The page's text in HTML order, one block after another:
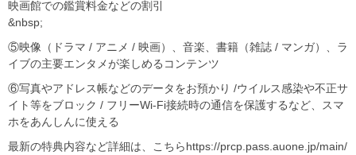
映画館での鑑賞料金などの割引
&nbsp;
⑤映像（ドラマ / アニメ / 映画）、音楽、書籍（雑誌 / マンガ）、ラ
イブの主要エンタメが楽しめるコンテンツ
⑥写真やアドレス帳などのデータをお預かり /ウイルス感染や不正サ
イト等をブロック / フリーWi-Fi接続時の通信を保護するなど、スマ
ホをあんしんに使える
最新の特典内容など詳細は、こちらhttps://prcp.pass.auone.jp/main/